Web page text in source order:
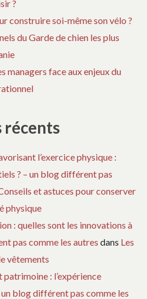
?
construire soi-même son vélo ?
du Garde de chien les plus
managers face aux enjeux du
récents
l’exercice physique :
? – un blog différent pas
et astuces pour conserver
physique
: quelles sont les innovations à
pas comme les autres dans Les
vêtements
: l’expérience
blog différent pas comme les